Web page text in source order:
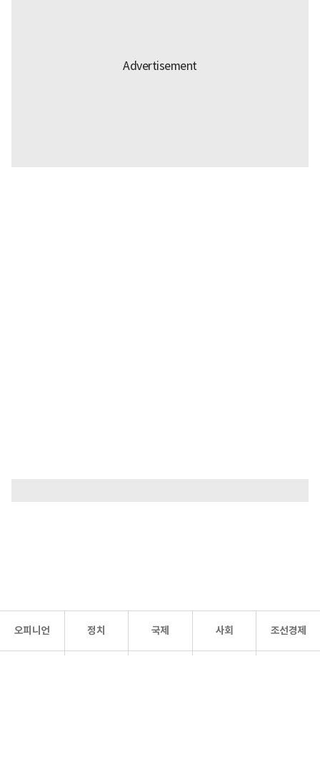
오피니언 정치 국제 사회 조선경제